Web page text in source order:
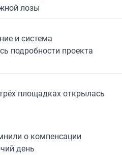
лозы
и система
подробности проекта
площадках открылась
о компенсации
день